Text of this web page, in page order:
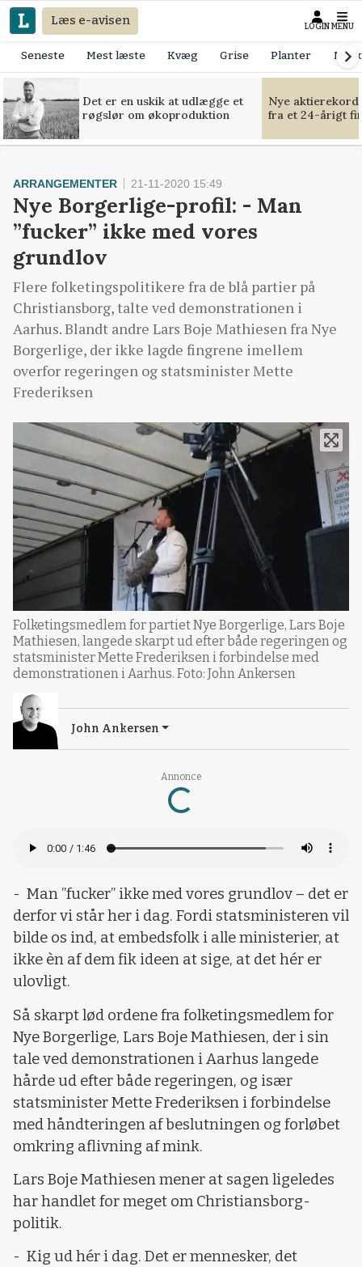
Læs e-avisen LOGIN MENU
Seneste Mest læste Kvæg Grise Planter
Det er en uskik at udlægge et
røgslør om økoproduktion
Nye
fra et 24-årigt
Annonce
Loading...
ARRANGEMENTER 21-11-2020 15:49
Nye Borgerlige-profil: - Man
”fucker” ikke med vores
grundlov
Flere folketingspolitikere fra de blå partier på
Christiansborg, talte ved demonstrationen i
Aarhus. Blandt andre Lars Boje Mathiesen fra Nye
Borgerlige, der ikke lagde fingrene imellem
overfor regeringen og statsminister Mette
Frederiksen
Folketingsmedlem for partiet Nye Borgerlige, Lars Boje
Mathiesen, langede skarpt ud efter både regeringen og
statsminister Mette Frederiksen i forbindelse med
demonstrationen i Aarhus. Foto: John Ankersen
John Ankersen
- Man ”fucker” ikke med vores grundlov – det er
derfor vi står her i dag. Fordi statsministeren vil
bilde os ind, at embedsfolk i alle ministerier, at
ikke èn af dem fik ideen at sige, at det hér er
ulovligt.
Så skarpt lød ordene fra folketingsmedlem for
Nye Borgerlige, Lars Boje Mathiesen, der i sin
tale ved demonstrationen i Aarhus langede
hårde ud efter både regeringen, og især
statsminister Mette Frederiksen i forbindelse
med håndteringen af beslutningen og forløbet
omkring aflivning af mink.
Lars Boje Mathiesen mener at sagen ligeledes
har handlet for meget om Christiansborg-
politik.
- Kig ud hér i dag. Det er mennesker, det